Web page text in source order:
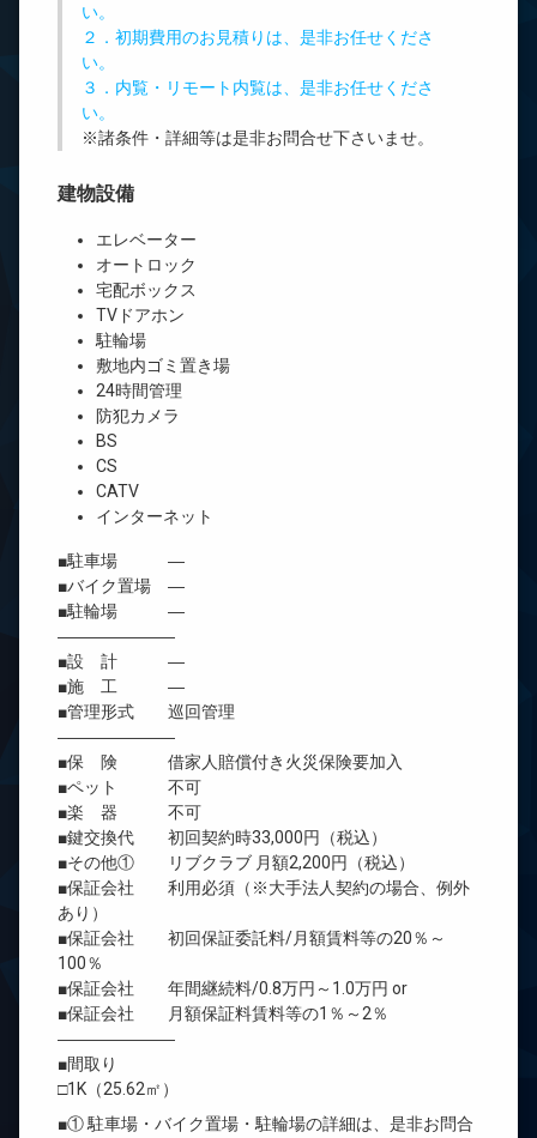
い。
２．初期費用のお見積りは、是非お任せくださ
い。
３．内覧・リモート内覧は、是非お任せくださ
い。
※諸条件・詳細等は是非お問合せ下さいませ。
建物設備
エレベーター
オートロック
宅配ボックス
TVドアホン
駐輪場
敷地内ゴミ置き場
24時間管理
防犯カメラ
BS
CS
CATV
インターネット
■駐車場 ―
■バイク置場 ―
■駐輪場 ―
―――――――
■設 計 ―
■施 工 ―
■管理形式 巡回管理
―――――――
■保 険 借家人賠償付き火災保険要加入
■ペット 不可
■楽 器 不可
■鍵交換代 初回契約時33,000円（税込）
■その他① リブクラブ 月額2,200円（税込）
■保証会社 利用必須（※大手法人契約の場合、例外
あり）
■保証会社 初回保証委託料/月額賃料等の20％～
100％
■保証会社 年間継続料/0.8万円～1.0万円 or
■保証会社 月額保証料賃料等の1％～2％
―――――――
■間取り
□1K（25.62㎡）
■① 駐車場・バイク置場・駐輪場の詳細は、是非お問合